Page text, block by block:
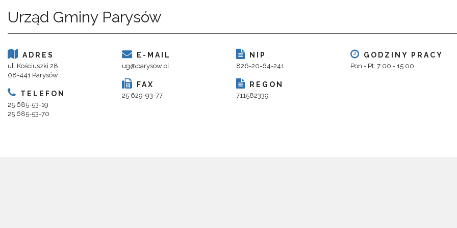
Urząd Gminy Parysów
ADRES
ul. Kościuszki 28
08-441 Parysów
TELEFON
25 685-53-19
25 685-53-70
E-MAIL
ug@parysow.pl
FAX
25 629-93-77
NIP
826-20-64-241
REGON
711582339
GODZINY PRACY
Pon - Pt: 7:00 - 15:00